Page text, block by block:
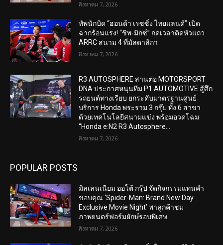
สิงหาคม 7, 2026
ทัพนักบิด “ฮอนด้า เรซซิ่ง ไทยแลนด์” เปิด
ฉากร้อนแรง! “ชิพ-มิกซ์” กดเวลาติดหัวแถว
ARRC สนาม 4 ที่มัลดาลิกา
สิงหาคม 7, 2026
R3 AUTOSPHERE สานต่อ MOTORSPORT
DNA ประกาศหนุนทีม P1 AUTOMOTIVE สู้ศึก
รถยนต์ทางเรียบ ยกระดับมาตรฐานศูนย์
บริการ Honda พระราม 3 กรุ๊ป ทั้ง 6 สาขา
ด้วยเทคโนโลยีสนามแข่ง พร้อมอวดโฉม
“Honda e:N2 R3 Autosphere...
สิงหาคม 7, 2026
POPULAR POSTS
มิลเลนเนียม ออโต้ กรุ๊ป จัดกิจกรรมแทนคำ
ขอบคุณ ‘Spider-Man: Brand New Day
Exclusive Movie Night’ พาลูกค้าชม
ภาพยนตร์ฟอร์มยักษ์รอบพิเศษ
สิงหาคม 7, 2026